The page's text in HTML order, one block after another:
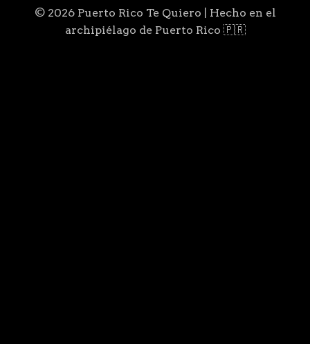
© 2026 Puerto Rico Te Quiero | Hecho en el
archipiélago de Puerto Rico 🇵🇷